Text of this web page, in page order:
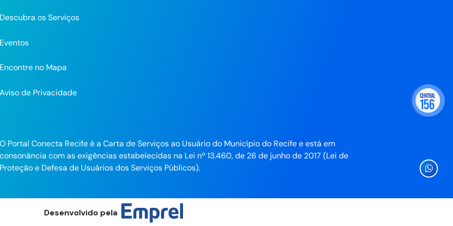
Ícone
Descubra os Serviços
Eventos
Encontre no Mapa
Aviso de Privacidade
O Portal Conecta Recife é a Carta de Serviços ao Usuário do Município do Recife e está em
consonância com as exigências estabelecidas na Lei nº 13.460, de 26 de junho de 2017 (Lei de
Proteção e Defesa de Usuários dos Serviços Públicos).
Desenvolvido pela